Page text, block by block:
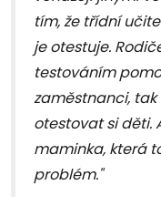
tím, že třídní
je otestuje.
testováním
zaměstnanci,
otestovat si děti.
maminka, která
problém."